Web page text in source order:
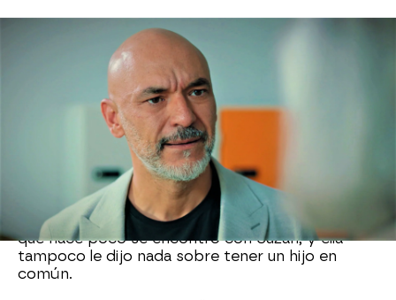
Ahmet queda en shock. No entiende cómo su
madre pudo ocultarle algo tan importante. “Me
enteré justo después de que te fueses al
extranjero”, se justifica Sevgi. En aquel
momento, él ya estaba comprometido con
Sevval, y ella creyó que lo mejor era guardar
silencio. Ahora, sin embargo, se arrepiente
profundamente.
“¿No pensaste que tenía derecho a saberlo?”,
le reprocha Ahmet, dolido. Además, recuerda
que hace poco se encontró con Suzan, y ella
tampoco le dijo nada sobre tener un hijo en
común.